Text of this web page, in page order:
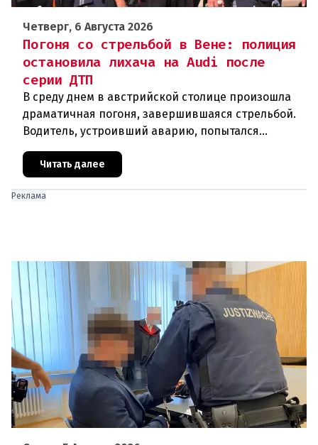
Четверг, 6 Августа 2026
Погоня со стрельбой в Вене: полиция
остановила лихача на Audi после
серии ДТП
В среду днем в австрийской столице произошла
драматичная погоня, завершившаяся стрельбой.
Водитель, устроивший аварию, попытался
скрыться от полиции, спровоцировав несколько
новых столкновений.Что слу
Читать далее
Реклама